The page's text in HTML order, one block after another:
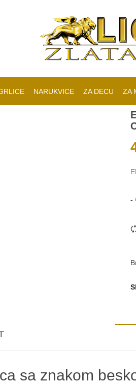
NARUKVICE ZA DECU ZA
-
sa znakom